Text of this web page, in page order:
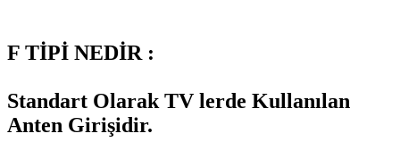
F TİPİ NEDİR :
Standart Olarak TV lerde Kullanılan
Anten Girişidir.